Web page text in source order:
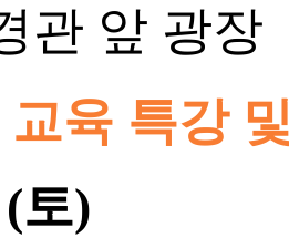
관 앞 광장
육 특강
토)